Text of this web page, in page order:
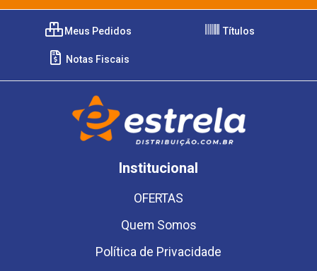
Meus Pedidos Títulos
Notas Fiscais
Institucional
OFERTAS
Quem Somos
Política de Privacidade